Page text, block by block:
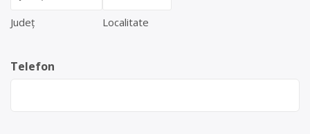
Județ Localitate
Telefon